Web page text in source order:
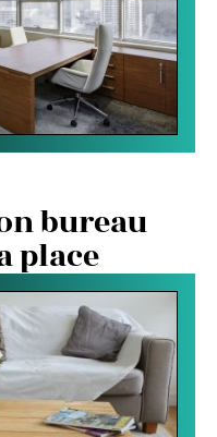
bureau
place